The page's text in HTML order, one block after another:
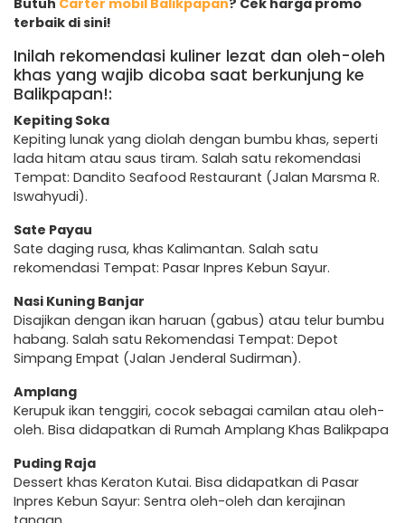
terbaik di sini!
Inilah rekomendasi kuliner lezat dan oleh-oleh
khas yang wajib dicoba saat berkunjung ke
Balikpapan!:
Kepiting Soka
Kepiting lunak yang diolah dengan bumbu khas, seperti
lada hitam atau saus tiram. Salah satu rekomendasi
Tempat: Dandito Seafood Restaurant (Jalan Marsma R.
Iswahyudi).
Sate Payau
Sate daging rusa, khas Kalimantan. Salah satu
rekomendasi Tempat: Pasar Inpres Kebun Sayur.
Nasi Kuning Banjar
Disajikan dengan ikan haruan (gabus) atau telur bumbu
habang. Salah satu Rekomendasi Tempat: Depot
Simpang Empat (Jalan Jenderal Sudirman).
Amplang
Kerupuk ikan tenggiri, cocok sebagai camilan atau oleh-
oleh. Bisa didapatkan di Rumah Amplang Khas Balikpapa
Puding Raja
Dessert khas Keraton Kutai. Bisa didapatkan di Pasar
Inpres Kebun Sayur: Sentra oleh-oleh dan kerajinan